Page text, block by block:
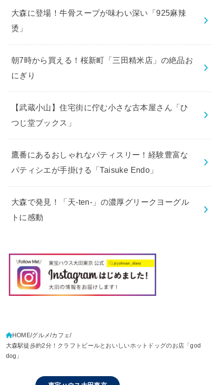
大森に登場！牛骨スープが味わい深い「925麻辣
烫」
朝7時から買える！桜新町「三田精米店」の絶品お
にぎり
【武蔵小山】住宅街に佇む小さな古本屋さん「ひ
つじ堂ブックス」
鷹番にあるおしゃれなパティスリー！経験豊富な
パティシエが手掛ける「Taisuke Endo」
大森で発見！「天-ten-」の濃厚グリークヨーグル
トに感動
HOME グルメ カフェ
大森駅徒歩約2分！クラフトビールとおいしいホットドッグのお店「god
dog」